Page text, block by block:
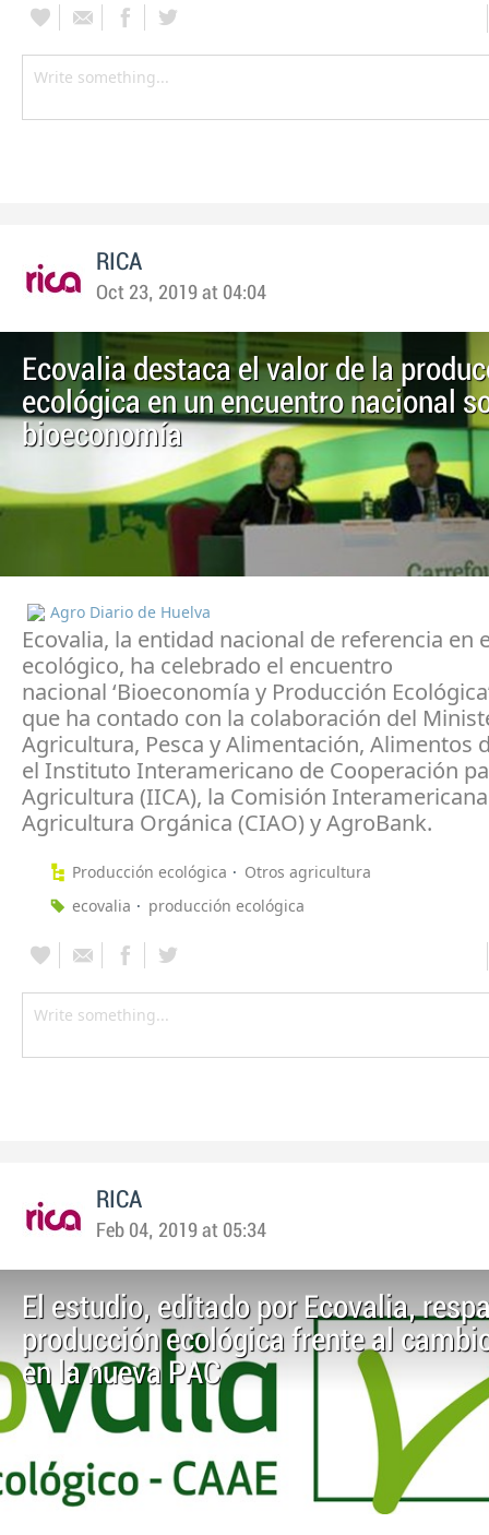
RICA
Oct 23, 2019 at 04:04
Ecovalia destaca el valor de la
ecológica en un encuentro nacional
bioeconomía
Agro Diario de Huelva
Ecovalia, la entidad nacional de referencia en
ecológico, ha celebrado el encuentro
nacional ‘Bioeconomía y Producción
que ha contado con la colaboración del
Agricultura, Pesca y Alimentación, Alimentos
el Instituto Interamericano de Cooperación
Agricultura (IICA), la Comisión
Agricultura Orgánica (CIAO) y AgroBank.
Producción ecológica
Otros agricultura
ecovalia
producción ecológica
RICA
Feb 04, 2019 at 05:34
El estudio, editado por Ecovalia,
producción ecológica frente al
en la nueva PAC